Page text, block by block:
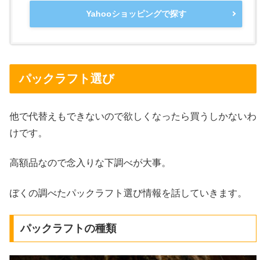
Yahooショッピングで探す
パックラフト選び
他で代替えもできないので欲しくなったら買うしかないわ
けです。
高額品なので念入りな下調べが大事。
ぼくの調べたパックラフト選び情報を話していきます。
パックラフトの種類